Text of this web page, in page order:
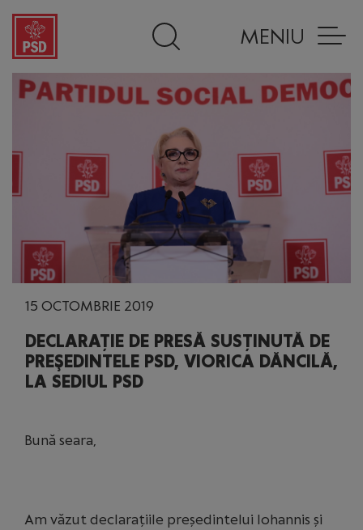
MENIU
15 OCTOMBRIE 2019
DECLARAȚIE DE PRESĂ SUSȚINUTĂ DE
PREŞEDINTELE PSD, VIORICA DĂNCILĂ,
LA SEDIUL PSD
Bună seara,
Am văzut declarațiile președintelui Iohannis și